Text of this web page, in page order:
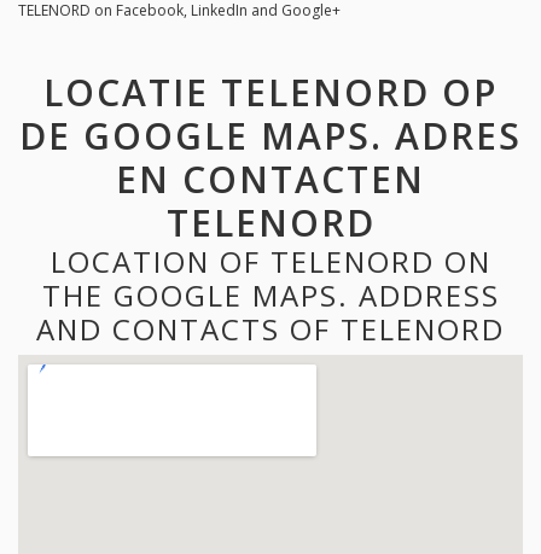
TELENORD on Facebook, LinkedIn and Google+
LOCATIE TELENORD OP
DE GOOGLE MAPS. ADRES
EN CONTACTEN
TELENORD
LOCATION OF TELENORD ON
THE GOOGLE MAPS. ADDRESS
AND CONTACTS OF TELENORD